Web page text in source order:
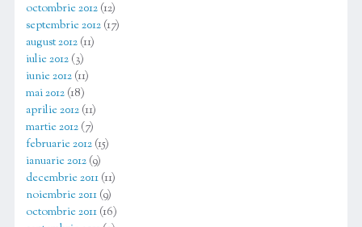
octombrie 2012(12)
septembrie 2012(17)
august 2012(11)
iulie 2012(3)
iunie 2012(11)
mai 2012(18)
aprilie 2012(11)
martie 2012(7)
februarie 2012(15)
ianuarie 2012(9)
decembrie 2011(11)
noiembrie 2011(9)
octombrie 2011(16)